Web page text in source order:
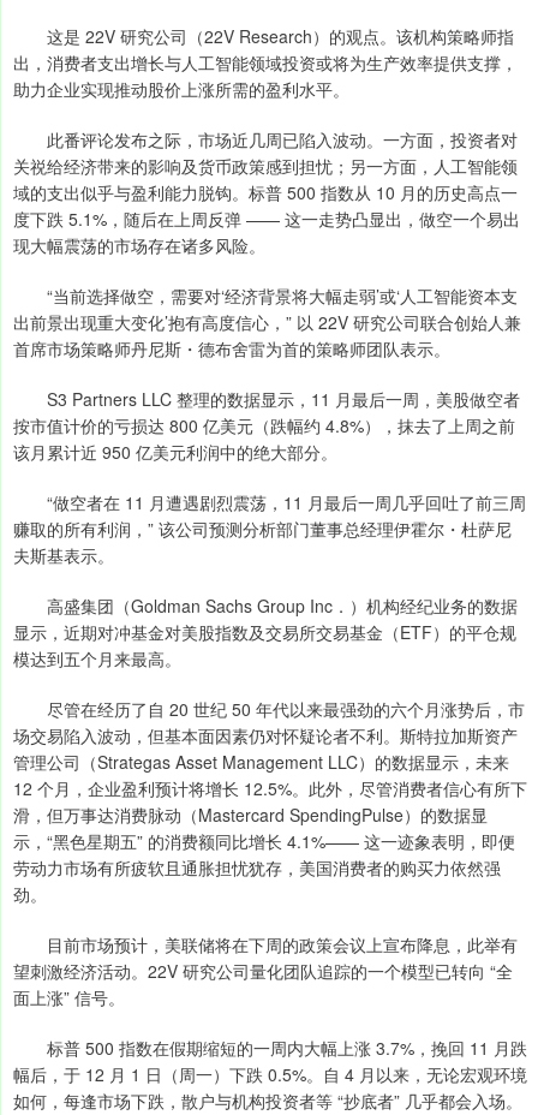
这是 22V 研究公司（22V Research）的观点。该机构策略师指
出，消费者支出增长与人工智能领域投资或将为生产效率提供支撑，
助力企业实现推动股价上涨所需的盈利水平。
此番评论发布之际，市场近几周已陷入波动。一方面，投资者对
关祱给经济带来的影响及货币政策感到担忧；另一方面，人工智能领
域的支出似乎与盈利能力脱钩。标普 500 指数从 10 月的历史高点一
度下跌 5.1%，随后在上周反弹 —— 这一走势凸显出，做空一个易出
现大幅震荡的市场存在诸多风险。
“当前选择做空，需要对‘经济背景将大幅走弱’或‘人工智能资本支
出前景出现重大变化’抱有高度信心，” 以 22V 研究公司联合创始人兼
首席市场策略师丹尼斯・德布舍雷为首的策略师团队表示。
S3 Partners LLC 整理的数据显示，11 月最后一周，美股做空者
按市值计价的亏损达 800 亿美元（跌幅约 4.8%），抹去了上周之前
该月累计近 950 亿美元利润中的绝大部分。
“做空者在 11 月遭遇剧烈震荡，11 月最后一周几乎回吐了前三周
赚取的所有利润，” 该公司预测分析部门董事总经理伊霍尔・杜萨尼
夫斯基表示。
高盛集团（Goldman Sachs Group Inc．）机构经纪业务的数据
显示，近期对冲基金对美股指数及交易所交易基金（ETF）的平仓规
模达到五个月来最高。
尽管在经历了自 20 世纪 50 年代以来最强劲的六个月涨势后，市
场交易陷入波动，但基本面因素仍对怀疑论者不利。斯特拉加斯资产
管理公司（Strategas Asset Management LLC）的数据显示，未来
12 个月，企业盈利预计将增长 12.5%。此外，尽管消费者信心有所下
滑，但万事达消费脉动（Mastercard SpendingPulse）的数据显
示，“黑色星期五” 的消费额同比增长 4.1%—— 这一迹象表明，即便
劳动力市场有所疲软且通胀担忧犹存，美国消费者的购买力依然强
劲。
目前市场预计，美联储将在下周的政策会议上宣布降息，此举有
望刺激经济活动。22V 研究公司量化团队追踪的一个模型已转向 “全
面上涨” 信号。
标普 500 指数在假期缩短的一周内大幅上涨 3.7%，挽回 11 月跌
幅后，于 12 月 1 日（周一）下跌 0.5%。自 4 月以来，无论宏观环境
如何，每逢市场下跌，散户与机构投资者等 “抄底者” 几乎都会入场。